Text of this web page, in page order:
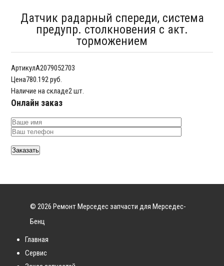
Датчик радарный спереди, система
предупр. столкновения с акт.
торможением
АртикулA2079052703
Цена780.192 руб.
Наличие на складе2 шт.
Онлайн заказ
© 2026 Ремонт Мерседес запчасти для Мерседес-
Бенц
Главная
Сервис